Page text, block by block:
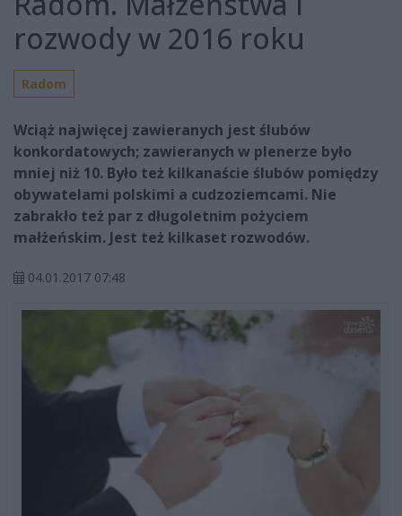
rozwody w 2016 roku
Radom
Wciąż najwięcej zawieranych jest ślubów
konkordatowych; zawieranych w plenerze było
mniej niż 10. Było też kilkanaście ślubów pomiędzy
obywatelami polskimi a cudzoziemcami. Nie
zabrakło też par z długoletnim pożyciem
małżeńskim. Jest też kilkaset rozwodów.
04.01.2017 07:48